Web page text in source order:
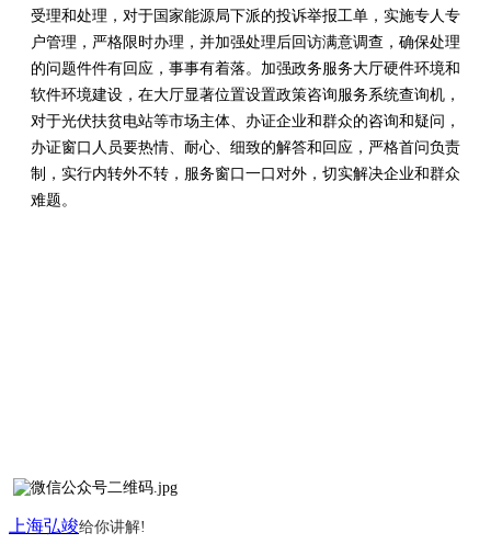
受理和处理，对于国家能源局下派的投诉举报工单，实施专人专
户管理，严格限时办理，并加强处理后回访满意调查，确保处理
的问题件件有回应，事事有着落。加强政务服务大厅硬件环境和
软件环境建设，在大厅显著位置设置政策咨询服务系统查询机，
对于光伏扶贫电站等市场主体、办证企业和群众的咨询和疑问，
办证窗口人员要热情、耐心、细致的解答和回应，严格首问负责
制，实行内转外不转，服务窗口一口对外，切实解决企业和群众
难题。
上海弘竣给你讲解!